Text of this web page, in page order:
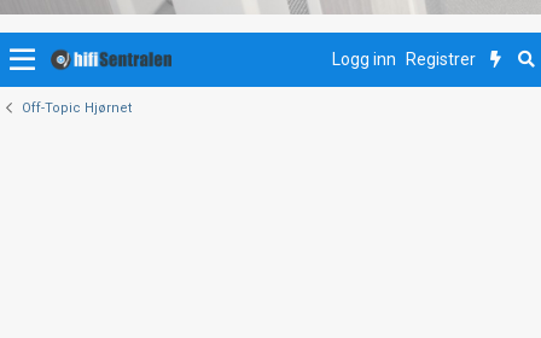
Logg inn Registrer
Off-Topic Hjørnet